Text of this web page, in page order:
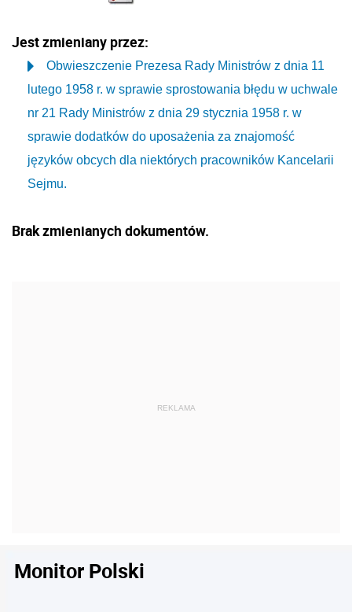
Jest zmieniany przez:
Obwieszczenie Prezesa Rady Ministrów z dnia 11
lutego 1958 r. w sprawie sprostowania błędu w uchwale
nr 21 Rady Ministrów z dnia 29 stycznia 1958 r. w
sprawie dodatków do uposażenia za znajomość
języków obcych dla niektórych pracowników Kancelarii
Sejmu.
Brak zmienianych dokumentów.
Monitor Polski